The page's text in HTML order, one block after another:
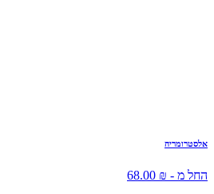
אלסטרומריה
החל מ - ₪ 68.00